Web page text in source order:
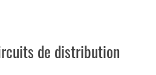
de distribution